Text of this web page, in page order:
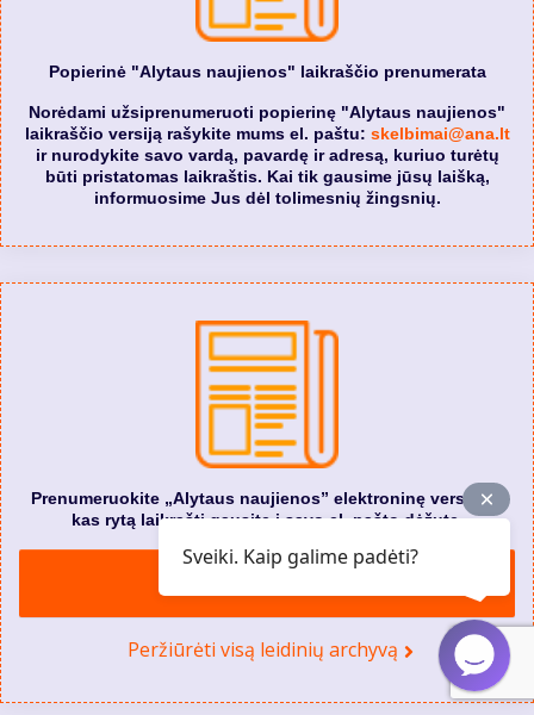
Popierinė "Alytaus naujienos" laikraščio prenumerata
Norėdami užsiprenumeruoti popierinę "Alytaus naujienos"
laikraščio versiją rašykite mums el. paštu: skelbimai@ana.lt
ir nurodykite savo vardą, pavardę ir adresą, kuriuo turėtų
būti pristatomas laikraštis. Kai tik gausime jūsų laišką,
informuosime Jus dėl tolimesnių žingsnių.
Prenumeruokite „Alytaus naujienos” elektroninę versiją. Ir
kas rytą laikraštį gausite į savo el. pašto dėžutę.
Peržiūrėti visą leidinių archyvą
Sveiki. Kaip galime padėti?